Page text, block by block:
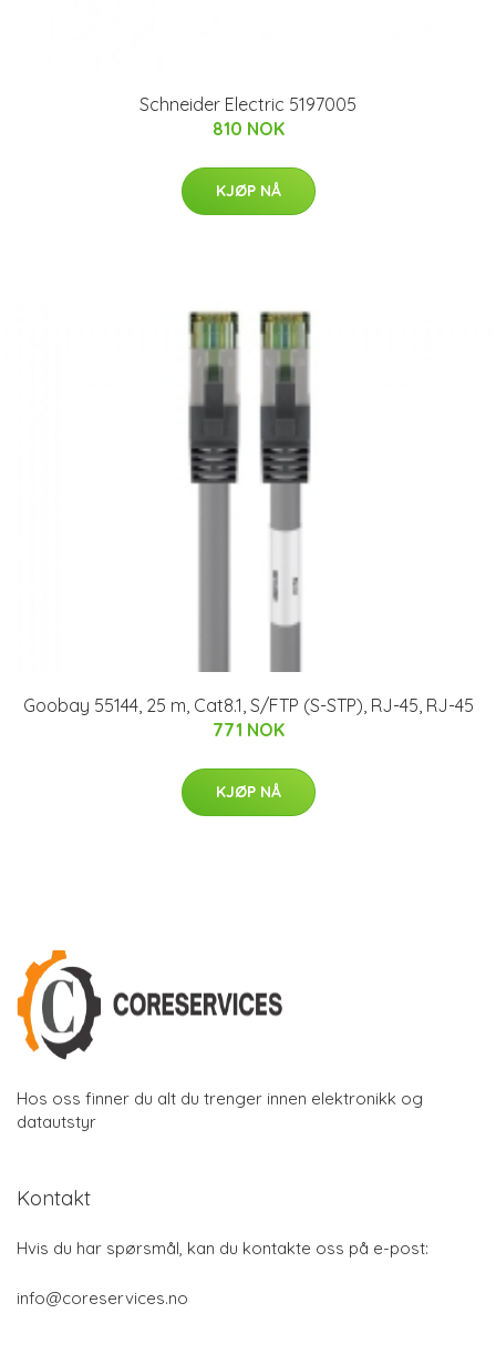
Schneider Electric 5197005
810 NOK
KJØP NÅ
Goobay 55144, 25 m, Cat8.1, S/FTP (S-STP), RJ-45, RJ-45
771 NOK
KJØP NÅ
Hos oss finner du alt du trenger innen elektronikk og
datautstyr
Kontakt
Hvis du har spørsmål, kan du kontakte oss på e-post:
info@coreservices.no